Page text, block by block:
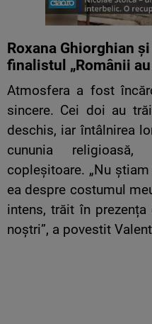
Roxana Ghiorghian
finalistul „Românii
Atmosfera a fost
sincere. Cei doi au
deschis, iar întâlnirea
cununia
copleșitoare. „Nu
ea despre costumul
intens, trăit în
noștri”, a povestit